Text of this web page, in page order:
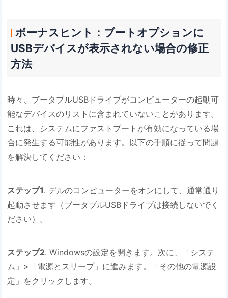
ボーナスヒント：ブートオプションに
USBデバイスが表示されない場合の修正
方法
時々、ブータブルUSBドライブがコンピューターの起動可
能なデバイスのリストに含まれていないことがあります。
これは、システムにファストブートが有効になっている場
合に発生する可能性があります。以下の手順に従って問題
を解決してください：
ステップ1. デルのコンピューターをオンにして、通常通り
起動させます（ブータブルUSBドライブは接続しないでく
ださい）。
ステップ2. Windowsの設定を開きます。次に、「システ
ム」>「電源とスリープ」に進みます。「その他の電源設
定」をクリックします。